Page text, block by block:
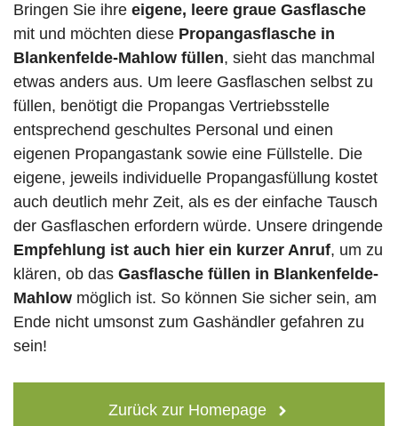
Bringen Sie ihre eigene, leere graue Gasflasche
mit und möchten diese Propangasflasche in
Blankenfelde-Mahlow füllen, sieht das manchmal
etwas anders aus. Um leere Gasflaschen selbst zu
füllen, benötigt die Propangas Vertriebsstelle
entsprechend geschultes Personal und einen
eigenen Propangastank sowie eine Füllstelle. Die
eigene, jeweils individuelle Propangasfüllung kostet
auch deutlich mehr Zeit, als es der einfache Tausch
der Gasflaschen erfordern würde. Unsere dringende
Empfehlung ist auch hier ein kurzer Anruf, um zu
klären, ob das Gasflasche füllen in Blankenfelde-
Mahlow möglich ist. So können Sie sicher sein, am
Ende nicht umsonst zum Gashändler gefahren zu
sein!
Zurück zur Homepage